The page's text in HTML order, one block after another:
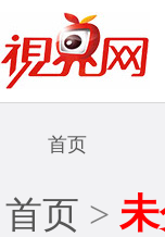
首页
首页 >